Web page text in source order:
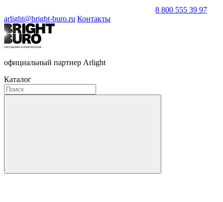
8 800 555 39 97
arlight@bright-buro.ru Контакты
официальный партнер Arlight
Каталог